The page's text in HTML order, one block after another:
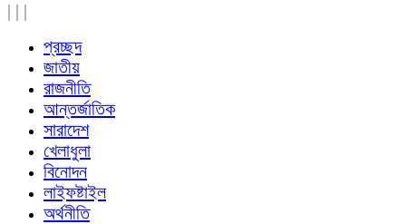
| | |
প্রচ্ছদ
জাতীয়
রাজনীতি
আন্তর্জাতিক
সারাদেশ
খেলাধুলা
বিনোদন
লাইফষ্টাইল
অর্থনীতি